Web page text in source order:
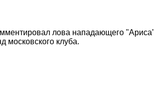
лова нападающего
московского клуба.